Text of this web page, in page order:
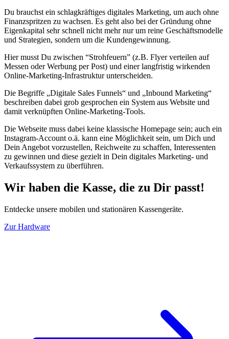
Du brauchst ein schlagkräftiges digitales Marketing, um auch ohne
Finanzspritzen zu wachsen. Es geht also bei der Gründung ohne
Eigenkapital sehr schnell nicht mehr nur um reine Geschäftsmodelle
und Strategien, sondern um die Kundengewinnung.
Hier musst Du zwischen “Strohfeuern” (z.B. Flyer verteilen auf
Messen oder Werbung per Post) und einer langfristig wirkenden
Online-Marketing-Infrastruktur unterscheiden.
Die Begriffe „Digitale Sales Funnels“ und „Inbound Marketing“
beschreiben dabei grob gesprochen ein System aus Website und
damit verknüpften Online-Marketing-Tools.
Die Webseite muss dabei keine klassische Homepage sein; auch ein
Instagram-Account o.ä. kann eine Möglichkeit sein, um Dich und
Dein Angebot vorzustellen, Reichweite zu schaffen, Interessenten
zu gewinnen und diese gezielt in Dein digitales Marketing- und
Verkaufssystem zu überführen.
Wir haben die Kasse, die zu Dir passt!
Entdecke unsere mobilen und stationären Kassengeräte.
Zur Hardware